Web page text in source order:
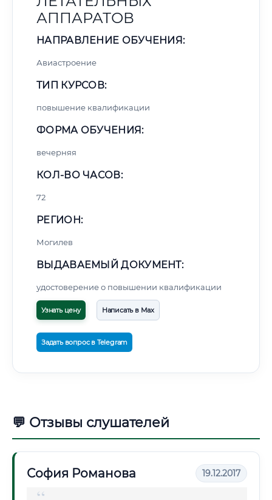
АППАРАТОВ
НАПРАВЛЕНИЕ ОБУЧЕНИЯ:
Авиастроение
ТИП КУРСОВ:
повышение квалификации
ФОРМА ОБУЧЕНИЯ:
вечерняя
КОЛ-ВО ЧАСОВ:
72
РЕГИОН:
Могилев
ВЫДАВАЕМЫЙ ДОКУМЕНТ:
удостоверение о повышении квалификации
Узнать цену Написать в Max
Задать вопрос в Telegram
💬 Отзывы слушателей
София Романова 19.12.2017